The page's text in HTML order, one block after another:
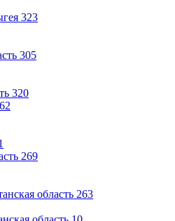
323
305
320
269
область 263